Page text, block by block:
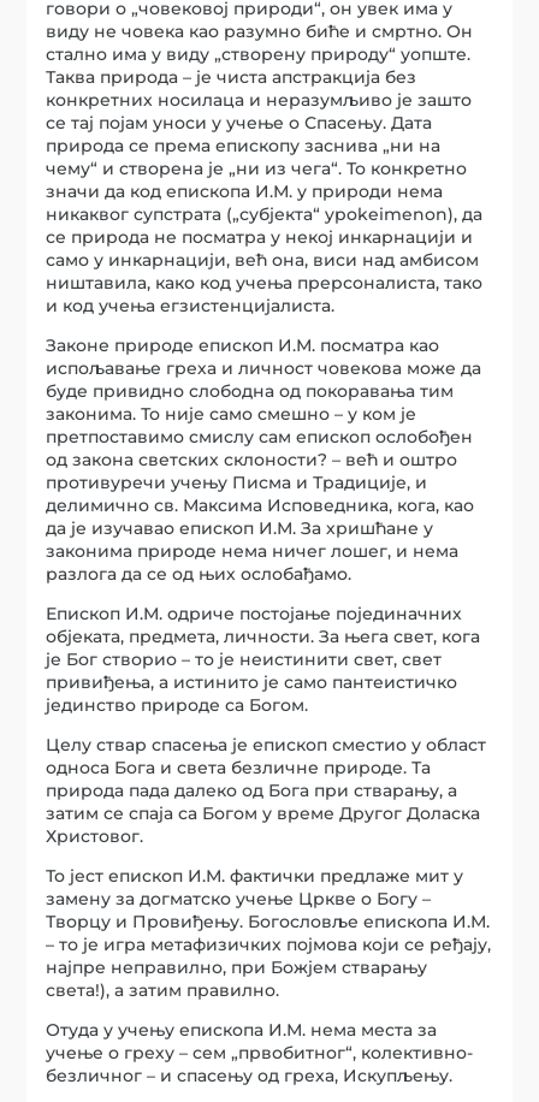
говори о „човековој природи“, он увек има у
виду не човека као разумно биће и смртно. Он
стално има у виду „створену природу“ уопште.
Таква природа – је чиста апстракција без
конкретних носилаца и неразумљиво је зашто
се тај појам уноси у учење о Спасењу. Дата
природа се према епископу заснива „ни на
чему“ и створена је „ни из чега“. То конкретно
значи да код епископа И.М. у природи нема
никаквог супстрата („субјекта“ ypokeimenon), да
се природа не посматра у некој инкарнацији и
само у инкарнацији, већ она, виси над амбисом
ништавила, како код учења прерсоналиста, тако
и код учења егзистенцијалиста.
Законе природе епископ И.М. посматра као
испољавање греха и личност човекова може да
буде привидно слободна од покоравања тим
законима. То није само смешно – у ком је
претпоставимо смислу сам епископ ослобођен
од закона светских склоности? – већ и оштро
противуречи учењу Писма и Традиције, и
делимично св. Максима Исповедника, кога, као
да је изучавао епископ И.М. За хришћане у
законима природе нема ничег лошег, и нема
разлога да се од њих ослобађамо.
Епископ И.М. одриче постојање појединачних
објеката, предмета, личности. За њега свет, кога
је Бог створио – то је неистинити свет, свет
привиђења, а истинито је само пантеистичко
јединство природе са Богом.
Целу ствар спасења је епископ сместио у област
односа Бога и света безличне природе. Та
природа пада далеко од Бога при стварању, а
затим се спаја са Богом у време Другог Доласка
Христовог.
То јест епископ И.М. фактички предлаже мит у
замену за догматско учење Цркве о Богу –
Творцу и Провиђењу. Богословље епископа И.М.
– то је игра метафизичких појмова који се ређају,
најпре неправилно, при Божјем стварању
света!), а затим правилно.
Отуда у учењу епископа И.М. нема места за
учење о греху – сем „првобитног“, колективно-
безличног – и спасењу од греха, Искупљењу.